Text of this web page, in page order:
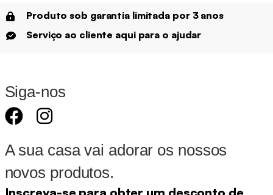
Produto sob garantia limitada por 3 anos
Serviço ao cliente aqui para o ajudar
Siga-nos
A sua casa vai adorar os nossos
novos produtos.